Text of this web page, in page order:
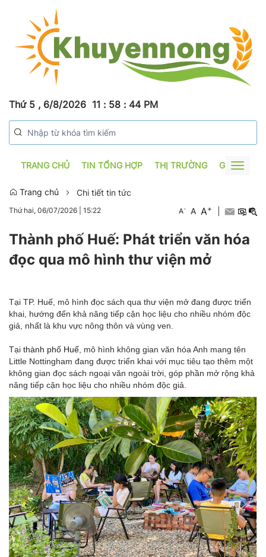
Thứ 5 , 6/8/2026 11 : 58 : 44 PM
TRANG CHỦ TIN TỔNG HỢP THỊ TRƯỜNG GƯƠNG
Toggle
Trang chủ
Chi tiết tin tức
Thứ hai, 06/07/2026 15:22 A- A A+
Thành phố Huế: Phát triển văn hóa
đọc qua mô hình thư viện mở
Tại TP. Huế, mô hình đọc sách qua thư viện mở đang được triển
khai, hướng đến khả năng tiếp cận học liệu cho nhiều nhóm độc
giả, nhất là khu vực nông thôn và vùng ven.
Tại thành phố Huế , mô hình không gian văn hóa Anh mang tên
Little Nottingham đang được triển khai với mục tiêu tạo thêm một
không gian đọc sách ngoại văn ngoài trời, góp phần mở rộng khả
năng tiếp cận học liệu cho nhiều nhóm độc giả.